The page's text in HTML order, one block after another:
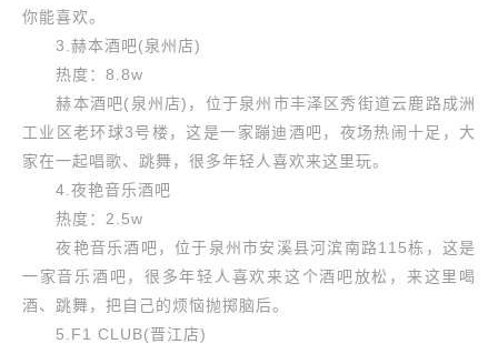
你能喜欢。
3.赫本酒吧(泉州店)
热度：8.8w
赫本酒吧(泉州店)，位于泉州市丰泽区秀街道云鹿路成洲
工业区老环球3号楼，这是一家蹦迪酒吧，夜场热闹十足，大
家在一起唱歌、跳舞，很多年轻人喜欢来这里玩。
4.夜艳音乐酒吧
热度：2.5w
夜艳音乐酒吧，位于泉州市安溪县河滨南路115栋，这是
一家音乐酒吧，很多年轻人喜欢来这个酒吧放松，来这里喝
酒、跳舞，把自己的烦恼抛掷脑后。
5.F1 CLUB(晋江店)